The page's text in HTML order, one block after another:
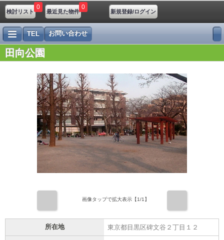
検討リスト
0
最近見た物件
0
新規登録/ログイン
TEL お問い合わせ
田向公園
画像タップで拡大表示【1/1】
所在地 東京都目黒区碑文谷２丁目１２